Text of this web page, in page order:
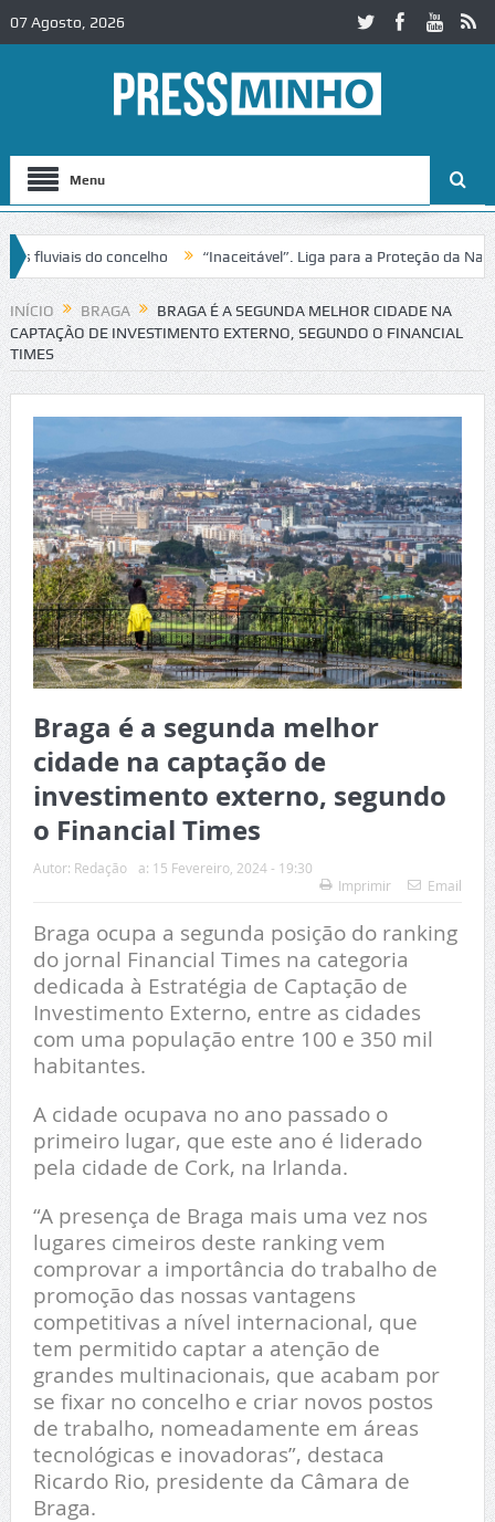
07 Agosto, 2026
Menu
do concelho “Inaceitável”. Liga para a Proteção da Natureza
no IC2 em Alcobaça Igreja do Castelo de Cerveira assegura
INÍCIO BRAGA
BRAGA É A SEGUNDA MELHOR CIDADE NA
CAPTAÇÃO DE INVESTIMENTO EXTERNO, SEGUNDO O FINANCIAL
TIMES
Braga é a segunda melhor
cidade na captação de
investimento externo, segundo
o Financial Times
Autor: Redação a: 15 Fevereiro, 2024 - 19:30
Imprimir
Email
Braga ocupa a segunda posição do ranking
do jornal Financial Times na categoria
dedicada à Estratégia de Captação de
Investimento Externo, entre as cidades
com uma população entre 100 e 350 mil
habitantes.
A cidade ocupava no ano passado o
primeiro lugar, que este ano é liderado
pela cidade de Cork, na Irlanda.
“A presença de Braga mais uma vez nos
lugares cimeiros deste ranking vem
comprovar a importância do trabalho de
promoção das nossas vantagens
competitivas a nível internacional, que
tem permitido captar a atenção de
grandes multinacionais, que acabam por
se fixar no concelho e criar novos postos
de trabalho, nomeadamente em áreas
tecnológicas e inovadoras”, destaca
Ricardo Rio, presidente da Câmara de
Braga.